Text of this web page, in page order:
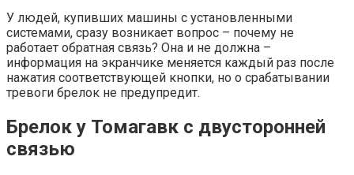
У людей, купивших машины с установленными
системами, сразу возникает вопрос – почему не
работает обратная связь? Она и не должна –
информация на экранчике меняется каждый раз после
нажатия соответствующей кнопки, но о срабатывании
тревоги брелок не предупредит.
Брелок у Томагавк с двусторонней
связью